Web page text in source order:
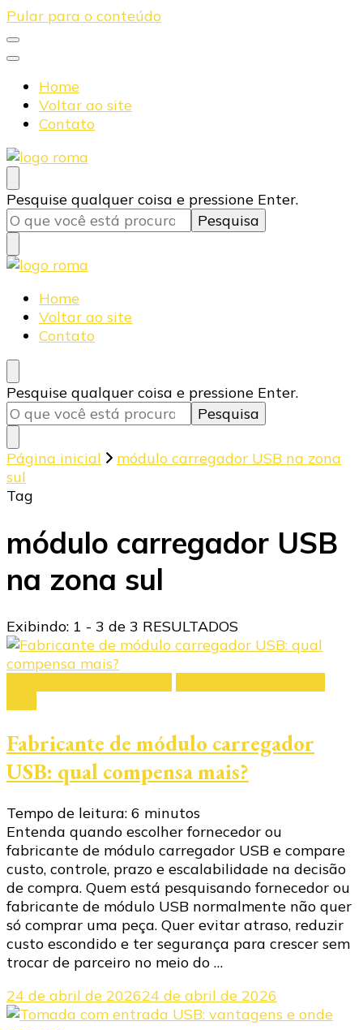
Pular para o conteúdo
Home
Voltar ao site
Contato
Blog Roma Eletrônica
Líder em Desenvolvimento de Produtos Eletrônicos
Procurando
algo?
Pesquise qualquer coisa e pressione Enter.
Blog Roma Eletrônica
Líder em Desenvolvimento de Produtos Eletrônicos
Home
Voltar ao site
Contato
Procurando
algo?
Pesquise qualquer coisa e pressione Enter.
Página inicial
módulo carregador USB na zona
sul
Tag
módulo carregador USB
na zona sul
Exibindo: 1 - 3 de 3 RESULTADOS
Fabricante de módulo carregador
USB: qual compensa mais?
Tempo de leitura: 6 minutos
Entenda quando escolher fornecedor ou
fabricante de módulo carregador USB e compare
custo, controle, prazo e escalabilidade na decisão
de compra. Quem está pesquisando fornecedor ou
fabricante de módulo USB normalmente não quer
só comprar uma peça. Quer evitar atraso, reduzir
custo escondido e ter segurança para crescer sem
trocar de parceiro no meio do …
24 de abril de 202624 de abril de 2026